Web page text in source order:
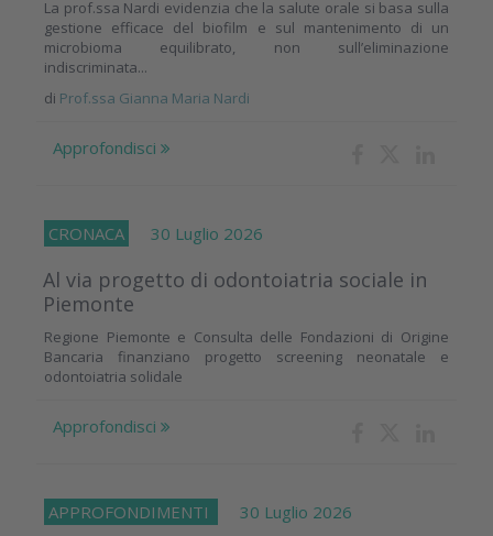
La prof.ssa Nardi evidenzia che la salute orale si basa sulla
gestione efficace del biofilm e sul mantenimento di un
microbioma equilibrato, non sull’eliminazione
indiscriminata...
di Prof.ssa Gianna Maria Nardi
Approfondisci
CRONACA 30 Luglio 2026
Al via progetto di odontoiatria sociale in
Piemonte
Regione Piemonte e Consulta delle Fondazioni di Origine
Bancaria finanziano progetto screening neonatale e
odontoiatria solidale
Approfondisci
APPROFONDIMENTI 30 Luglio 2026